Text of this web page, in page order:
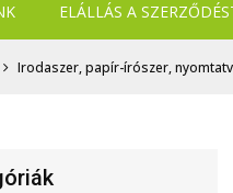
ELÁLLÁS A
Irodaszer, papír-írószer,